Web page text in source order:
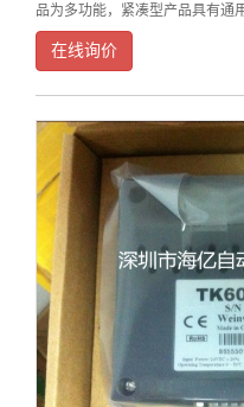
品为多功能，紧凑型产品具有通
以使转矩提高到150%，扩充浮
现紧急停止有两种办法：
在线询价